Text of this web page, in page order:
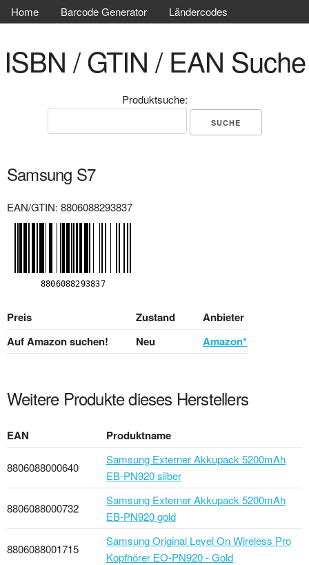
Home Barcode Generator Ländercodes
ISBN / GTIN / EAN Suche
Produktsuche:
Samsung S7
EAN/GTIN: 8806088293837
Preis Zustand
Anbieter
Auf Amazon suchen!
Neu Amazon*
Weitere Produkte dieses Herstellers
EAN Produktname
8806088000640
Samsung Externer Akkupack 5200mAh
EB-PN920 silber
8806088000732
Samsung Externer Akkupack 5200mAh
EB-PN920 gold
8806088001715
Samsung Original Level On Wireless Pro
Kopfhörer EO-PN920 - Gold